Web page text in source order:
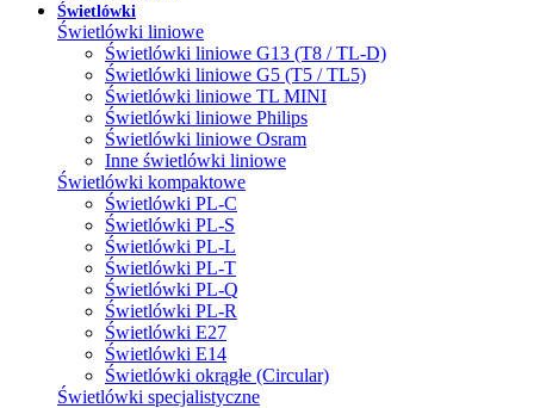
Świetlówki
Świetlówki liniowe
Świetlówki liniowe G13 (T8 / TL-D)
Świetlówki liniowe G5 (T5 / TL5)
Świetlówki liniowe TL MINI
Świetlówki liniowe Philips
Świetlówki liniowe Osram
Inne świetlówki liniowe
Świetlówki kompaktowe
Świetlówki PL-C
Świetlówki PL-S
Świetlówki PL-L
Świetlówki PL-T
Świetlówki PL-Q
Świetlówki PL-R
Świetlówki E27
Świetlówki E14
Świetlówki okrągłe (Circular)
Świetlówki specjalistyczne